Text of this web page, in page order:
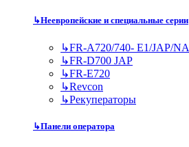
↳Неевропейские и специальные серии
↳FR-A720/740- E1/JAP/NA
↳FR-D700 JAP
↳FR-E720
↳Revcon
↳Рекуператоры
↳Панели оператора